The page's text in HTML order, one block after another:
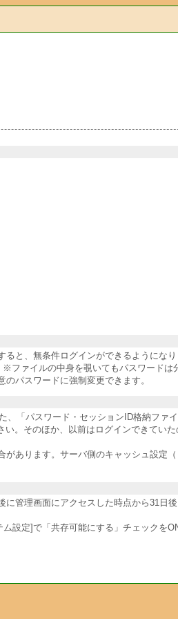
と、無条件ログインができるようにな
ファイルの中身を覗いてもパスワードは
パスワードに強制変更できます。
「パスワード・セッションID格納ファ
。そのほか、以前はログインできてい
あります。サーバ側のキャッシュ設定
管理画面にアクセスした時点から31日
定]で「共存可能にする」チェックを